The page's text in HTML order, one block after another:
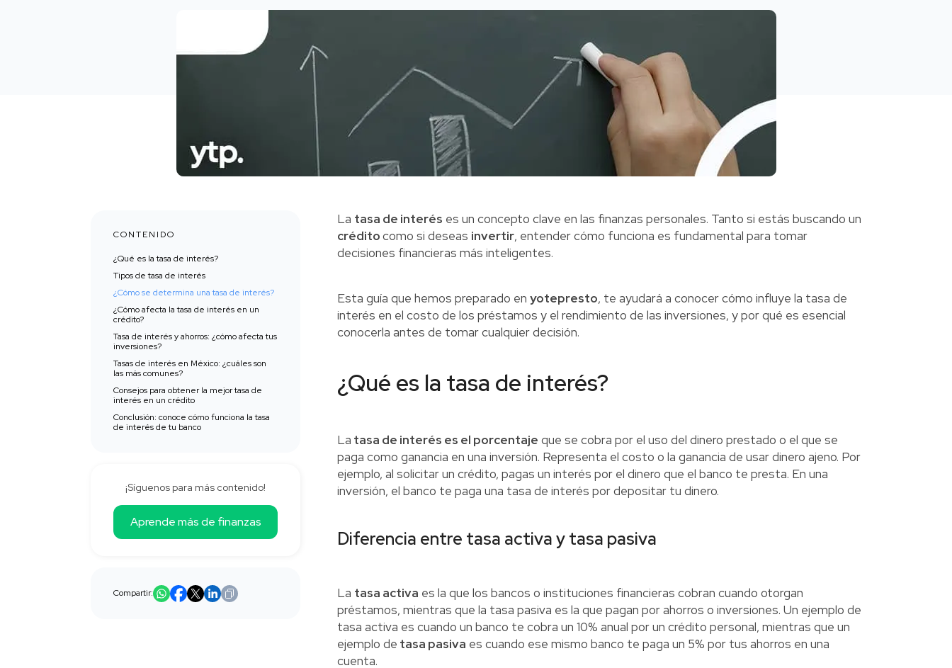
CONTENIDO
¿Qué es la tasa de interés?
Tipos de tasa de interés
¿Cómo se determina una tasa de interés?
¿Cómo afecta la tasa de interés en un
crédito?
Tasa de interés y ahorros: ¿cómo afecta tus
inversiones?
Tasas de interés en México: ¿cuáles son
las más comunes?
Consejos para obtener la mejor tasa de
interés en un crédito
Conclusión: conoce cómo funciona la tasa
de interés de tu banco
¡Síguenos para más contenido!
Aprende más de finanzas
Compartir:
La tasa de interés es un concepto clave en las finanzas personales. Tanto si estás buscando un
créditocomo si deseas invertir, entender cómo funciona es fundamental para tomar
decisiones financieras más inteligentes.
Esta guía que hemos preparado enyotepresto, te ayudará a conocer cómo influye la tasa de
interés en el costo de los préstamos y el rendimiento de las inversiones, y por qué es esencial
conocerla antes de tomar cualquier decisión.
¿Qué es la tasa de interés?
La tasa de interés es el porcentaje que se cobra por el uso del dinero prestado o el que se
paga como ganancia en una inversión. Representa el costo o la ganancia de usar dinero ajeno. Por
ejemplo, al solicitar un crédito, pagas un interés por el dinero que el banco te presta. En una
inversión, el banco te paga una tasa de interés por depositar tu dinero.
Diferencia entre tasa activa y tasa pasiva
La tasa activa es la que los bancos o instituciones financieras cobran cuando otorgan
préstamos, mientras que la tasa pasiva es la que pagan por ahorros o inversiones. Un ejemplo de
tasa activa es cuando un banco te cobra un 10% anual por un crédito personal, mientras que un
ejemplo de tasa pasiva es cuando ese mismo banco te paga un 5% por tus ahorros en una
cuenta.